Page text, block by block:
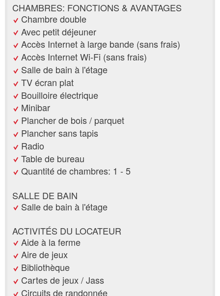
CHAMBRES: FONCTIONS & AVANTAGES
Chambre double
Avec petit déjeuner
Accès Internet à large bande (sans frais)
Accès Internet Wi-Fi (sans frais)
Salle de bain à l'étage
TV écran plat
Bouilloire électrique
Minibar
Plancher de bois / parquet
Plancher sans tapis
Radio
Table de bureau
Quantité de chambres: 1 - 5
SALLE DE BAIN
Salle de bain à l'étage
ACTIVITÉS DU LOCATEUR
Aide à la ferme
Aire de jeux
Bibliothèque
Cartes de jeux / Jass
Circuits de randonnée